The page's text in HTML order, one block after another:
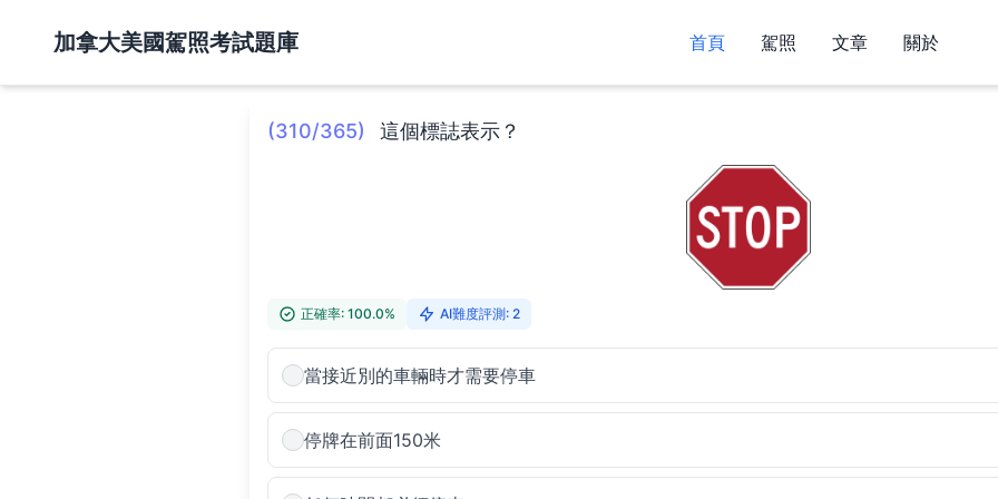
加拿大美國駕照考試題庫 首頁 駕照 文章 關於
(310/365) 這個標誌表示？
正確率: 100.0% AI難度評測: 2
當接近別的車輛時才需要停車
停牌在前面150米